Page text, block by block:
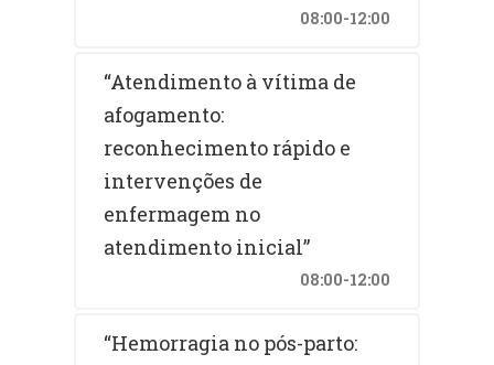
08:00-12:00
“Atendimento à vítima de
afogamento:
reconhecimento rápido e
intervenções de
enfermagem no
atendimento inicial”
08:00-12:00
“Hemorragia no pós-parto: